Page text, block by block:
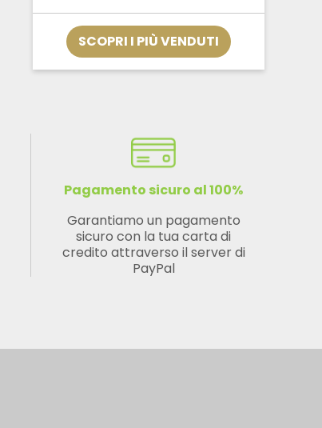
€12,32
a
€33,32
SCOPRI I PIÙ VENDUTI
Pagamento sicuro al 100%
Garantiamo un pagamento
sicuro con la tua carta di
credito attraverso il server di
PayPal